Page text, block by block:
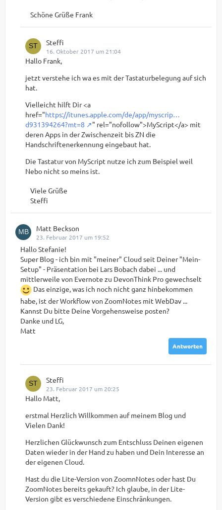
Schöne Grüße Frank
Steffi
16. Oktober 2017 um 21:04
Hallo Frank,
jetzt verstehe ich wa es mit der Tastaturbelegung auf sich
hat.
Vielleicht hilft Dir <a
href="https://itunes.apple.com/de/app/myscrip…
d931394264?mt=8
" rel="nofollow">MyScript</a> mit
deren Apps in der Zwischenzeit bis ZN die
Handschriftenerkennung eingebaut hat.
Die Tastatur von MyScript nutze ich zum Beispiel weil
Nebo nicht so meins ist.
Viele Grüße
Steffi
Matt Beckson
23. Februar 2017 um 19:52
Hallo Stefanie!
Super Blog - ich bin mit "meiner" Cloud seit Deiner "Mein-
Setup" - Präsentation bei Lars Bobach dabei ... und
mittlerweile von Evernote zu DevonThink Pro gewechselt
Das einzige, was ich noch nicht ganz hinbekommen
habe, ist der Workflow von ZoomNotes mit WebDav ...
Kannst Du bitte Deine Vorgehensweise posten?
Danke und LG,
Matt
Antworten
Steffi
23. Februar 2017 um 20:25
Hallo Matt,
erstmal Herzlich Willkommen auf meinem Blog und
Vielen Dank!
Herzlichen Glückwunsch zum Entschluss Deinen eigenen
Daten wieder in der Hand zu haben und Dein Interesse an
der eigenen Cloud.
Hast du die Lite-Version von ZoomnNotes oder hast Du
ZoomNotes bereits gekauft? Ich glaube, in der Lite-
Version gibt es verschiedene Einschränkungen.